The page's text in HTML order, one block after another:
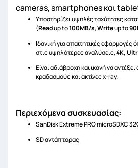
cameras,smartphones και
Υποστηρίζει υψηλές ταχύτητες
(Readup to100MB/s,Writeup to
Ιδανική για απαιτητικές εφαρμογές
στις υψηλότερες αναλύσεις,4K,
Είναι αδιάβροχη και ικανή να
κραδασμούς και ακτίνες x-ray.
Περιεχόμενα συσκευασίας:
SanDisk Extreme PRO microSDXC
SD αντάπτορας